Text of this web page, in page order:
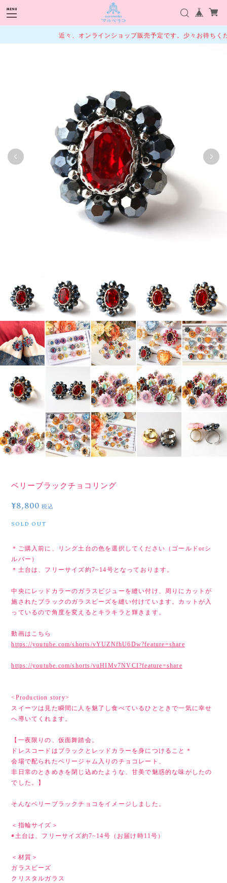
近々、オンラインショップ販売予定です。少々お待ちくだ
ベリーブラックチョコリング
¥8,800 税込
SOLD OUT
＊ご購入前に、リング土台の色を選択してください（ゴールドorシ
ルバー）
＊土台は、フリーサイズ約7~14号となっております。
中央にレッドカラーのガラスビジューを縫い付け、周りにカットが
施されたブラックのガラスビーズを縫い付けています。カットが入
っているので角度を変えるとキラキラと輝きます。
動画はこちら
https://youtube.com/shorts/vYUZNfhU6Dw?feature=share
https://youtube.com/shorts/vuHIMv7NVCI?feature=share
<Production story>
スイーツは見た瞬間に人を魅了し食べているひとときで一気に幸せ
へ導いてくれます。
【一夜限りの、仮面舞踏会。
ドレスコードはブラックとレッドカラーを身につけること＊
会場で配られたベリージャム入りのチョコレート、
非日常のときめきを閉じ込めたような、甘美で魅惑的な味がしたの
でした。】
そんなベリーブラックチョコをイメージしました。
＜指輪サイズ＞
◉土台は、フリーサイズ約7~14号（お届け時11号）
＜材質＞
ガラスビーズ
クリスタルガラス